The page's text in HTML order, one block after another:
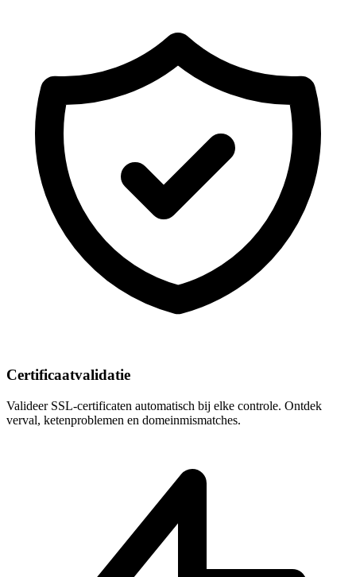
Certificaatvalidatie
Valideer SSL-certificaten automatisch bij elke controle. Ontdek
verval, ketenproblemen en domeinmismatches.